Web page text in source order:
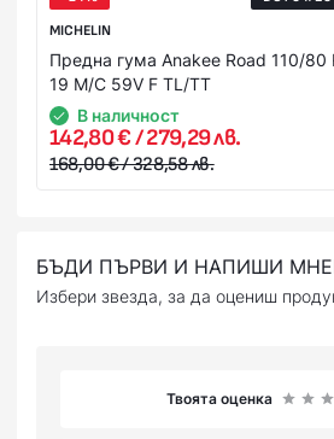
MICHELIN
Предна гума Anakee Road 110/80
19 M/C 59V F TL/TT
В наличност
142,80 € / 279,29 лв.
168,00 € / 328,58 лв.
БЪДИ ПЪРВИ И НАПИШИ
Избери звезда, за да оцениш
Твоята оценка